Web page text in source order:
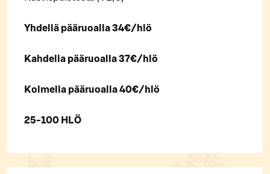
Yhdellä pääruoalla 34€/hlö
Kahdella pääruoalla 37€/hlö
Kolmella pääruoalla 40€/hlö
25-100 HLÖ